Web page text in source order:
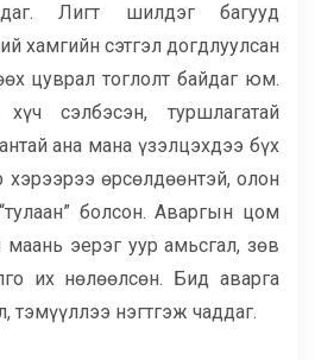
Лигт шилдэг багууд
хамгийн сэтгэл догдлуулсан
цуврал тоглолт байдаг юм.
сэлбэсэн, туршлагатай
ана мана үзэлцэхдээ бүх
хэрээрээ өрсөлдөөнтэй, олон
болсон. Аваргын цом
маань эерэг уур амьсгал, зөв
их нөлөөлсөн. Бид аварга
тэмүүллээ нэгтгэж чаддаг.